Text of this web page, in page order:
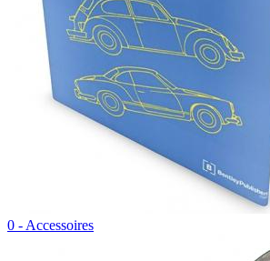
0 - Accessoires